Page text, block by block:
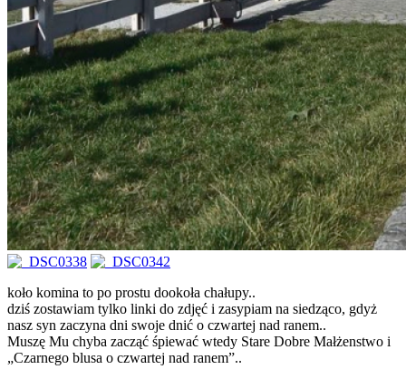
koło komina to po prostu dookoła chałupy..
dziś zostawiam tylko linki do zdjęć i zasypiam na siedząco, gdyż
nasz syn zaczyna dni swoje dnić o czwartej nad ranem..
Muszę Mu chyba zacząć śpiewać wtedy Stare Dobre Małżenstwo i
„Czarnego blusa o czwartej nad ranem”..